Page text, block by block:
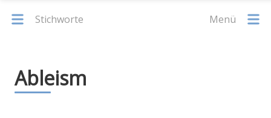
Stichworte Menü
Ableism